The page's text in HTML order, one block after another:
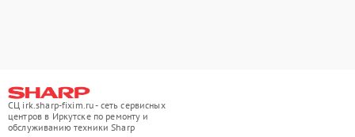
СЦ irk.sharp-fixim.ru - сеть сервисных
центров в Иркутске по ремонту и
обслуживанию техники Sharp